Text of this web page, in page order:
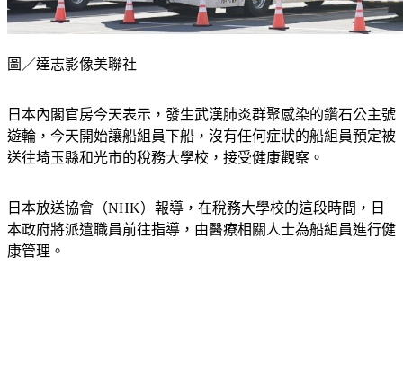
圖／達志影像美聯社
日本內閣官房今天表示，發生武漢肺炎群聚感染的鑽石公主號
遊輪，今天開始讓船組員下船，沒有任何症狀的船組員預定被
送往埼玉縣和光市的稅務大學校，接受健康觀察。
日本放送協會（NHK）報導，在稅務大學校的這段時間，日
本政府將派遣職員前往指導，由醫療相關人士為船組員進行健
康管理。